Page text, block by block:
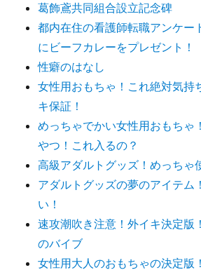
葛飾鳶共同組合設立記念碑
都内在住の看護師転職アンケー
にビーフカレーをプレゼント！
性癖のはなし
女性用おもちゃ！これ絶対気持
キ保証！
めっちゃでかい女性用おもちゃ
やつ！これ入るの？
高級アダルトグッズ！めっちゃ
アダルトグッズの夢のアイテム
い！
速攻潮吹き注意！外イキ決定版
のバイブ
女性用大人のおもちゃの決定版